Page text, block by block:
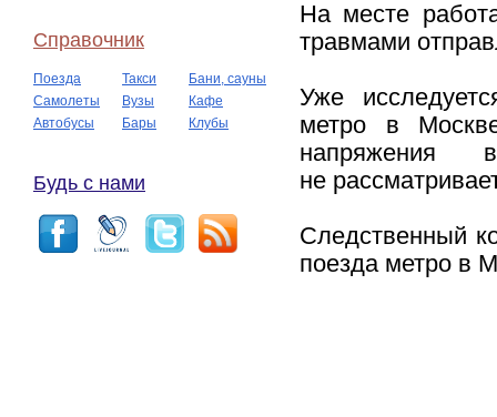
Справочник
Поезда Такси
Бани, сауны
Самолеты
Вузы
Кафе
Автобусы
Бары Клубы
Будь с нами
На месте
травмами
Уже
метро в
напряжения
не
Следственный
поезда метро в